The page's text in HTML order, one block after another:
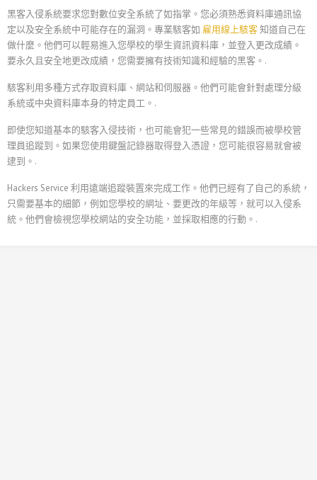
黑客入侵系統要求您對數位安全系統了如指掌。您必須熟悉資料庫通訊協
定以及安全系統中可能存在的漏洞。專業駭客如 雇用線上駭客知道自己在
做什麼。他們可以輕易進入您學校的學生資訊資料庫，並登入更改成績。
要永久且安全地更改成績，您需要擁有技術知識和經驗的黑客。.
駭客利用多種方式存取資料庫、網站和伺服器。他們可能會針對處理分級
系統或中央資料庫本身的特定員工。.
即使您知道基本的駭客入侵技術，也可能會犯一些常見的錯誤而被學校管
理員追蹤到。如果您使用鍵盤記錄器取得登入憑證，您可能很容易就會被
逮到。.
Hackers Service 利用遠端追蹤裝置來完成工作。他們已經有了自己的系統，
只需要基本的細節，例如您學校的網址、要更改的年級等，就可以入侵系
統。他們會檢視您學校網站的安全功能，並採取相應的行動。.